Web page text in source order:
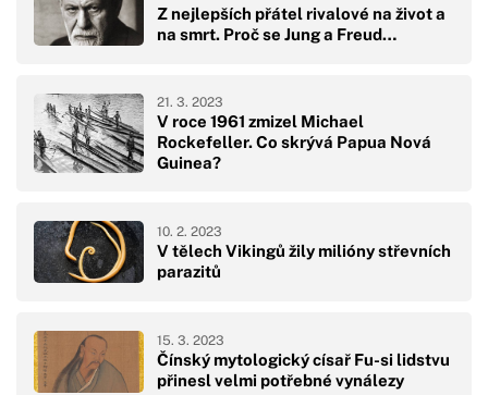
Z nejlepších přátel rivalové na život a
na smrt. Proč se Jung a Freud…
V roce 1961 zmizel Michael
Rockefeller. Co skrývá Papua Nová
Guinea?
21. 3. 2023
V tělech Vikingů žily milióny střevních
parazitů
10. 2. 2023
Čínský mytologický císař Fu-si lidstvu
přinesl velmi potřebné vynálezy
15. 3. 2023